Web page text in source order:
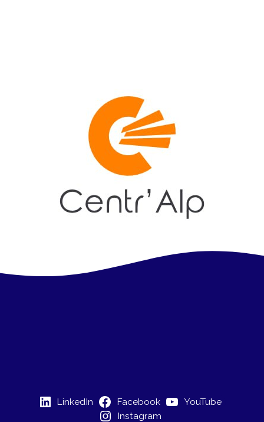
LinkedIn Facebook
YouTube
Instagram